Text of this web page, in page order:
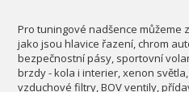
Pro tuningové nadšence
jako jsou hlavice řazení, chrom
bezpečnostní pásy, sportovní
brzdy - kola i interier, xenon
vzduchové filtry, BOV ventily,